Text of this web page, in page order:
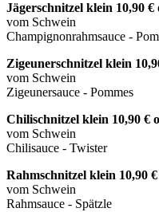
Jägerschnitzel klein 10,90
vom Schwein
Champignonrahmsauce -
Zigeunerschnitzel klein
vom Schwein
Zigeunersauce - Pommes
Chilischnitzel klein 10,90 €
vom Schwein
Chilisauce - Twister
Rahmschnitzel klein 10,90
vom Schwein
Rahmsauce - Spätzle